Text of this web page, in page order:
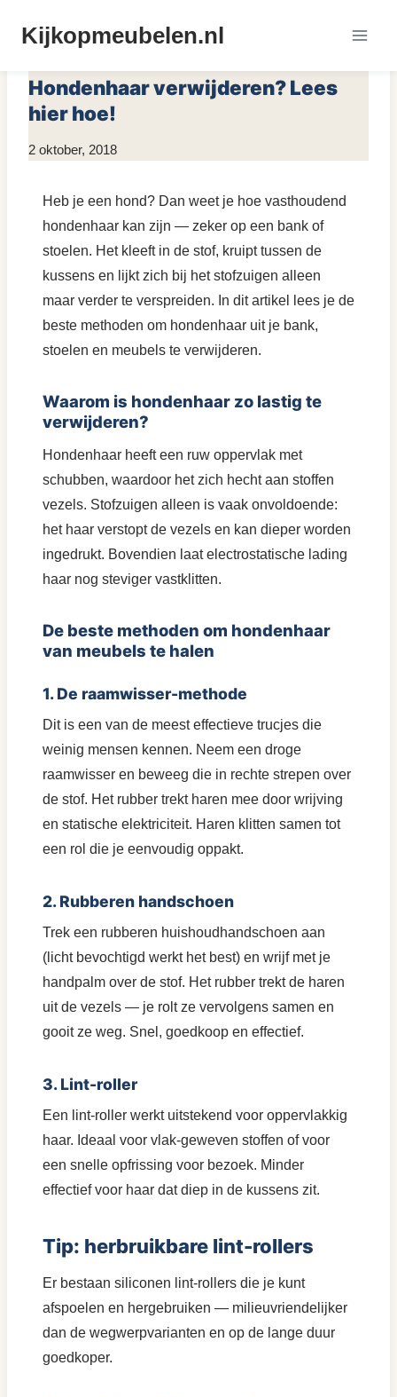
naarKijkopmeubelen.nl
Hondenhaar verwijderen? Lees
hier hoe!
Door
2 oktober, 2018
Heb je een hond? Dan weet je hoe vasthoudend
hondenhaar kan zijn — zeker op een bank of
stoelen. Het kleeft in de stof, kruipt tussen de
kussens en lijkt zich bij het stofzuigen alleen
maar verder te verspreiden. In dit artikel lees je de
beste methoden om hondenhaar uit je bank,
stoelen en meubels te verwijderen.
Waarom is hondenhaar zo lastig te
verwijderen?
Hondenhaar heeft een ruw oppervlak met
schubben, waardoor het zich hecht aan stoffen
vezels. Stofzuigen alleen is vaak onvoldoende:
het haar verstopt de vezels en kan dieper worden
ingedrukt. Bovendien laat electrostatische lading
haar nog steviger vastklitten.
De beste methoden om hondenhaar
van meubels te halen
1. De raamwisser-methode
Dit is een van de meest effectieve trucjes die
weinig mensen kennen. Neem een droge
raamwisser en beweeg die in rechte strepen over
de stof. Het rubber trekt haren mee door wrijving
en statische elektriciteit. Haren klitten samen tot
een rol die je eenvoudig oppakt.
2. Rubberen handschoen
Trek een rubberen huishoudhandschoen aan
(licht bevochtigd werkt het best) en wrijf met je
handpalm over de stof. Het rubber trekt de haren
uit de vezels — je rolt ze vervolgens samen en
gooit ze weg. Snel, goedkoop en effectief.
3. Lint-roller
Een lint-roller werkt uitstekend voor oppervlakkig
haar. Ideaal voor vlak-geweven stoffen of voor
een snelle opfrissing voor bezoek. Minder
effectief voor haar dat diep in de kussens zit.
Tip: herbruikbare lint-rollers
Er bestaan siliconen lint-rollers die je kunt
afspoelen en hergebruiken — milieuvriendelijker
dan de wegwerpvarianten en op de lange duur
goedkoper.